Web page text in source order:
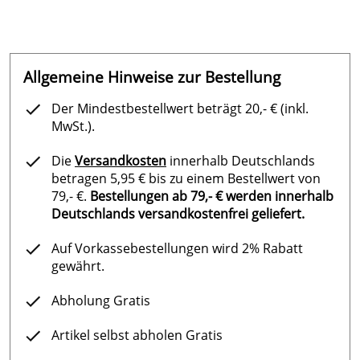
war meine erste Bestellung bei dieser Firma und ich
kann sie nur weiter empfehlen.
Kaufdatum: 10.06.2020
Bewertungsdatum: 20.06.2020
Verifizierte Bewertung
Gerne teile ich Ihnen mit, dass mit der Bestellung und
deren Lieferung alles zu meiner Zufriedenheit
Hervor heben möchte ich besonders die rasche
Lieferzeit. Die Elektroden sind natürlich zwischenzeitig
Nicht immer funktionieren Online-Bestellung so
Kaufdatum: 03.05.2020
Allgemeine Hinweise zur Bestellung
Der Mindestbestellwert beträgt 20,- € (inkl.
MwSt.).
DieVersandkosten innerhalb Deutschlands
betragen 5,95 € bis zu einem Bestellwert von
79,- €. Bestellungen ab 79,- € werden innerhalb
Deutschlands versandkostenfrei geliefert.
Auf Vorkassebestellungen wird 2% Rabatt
gewährt.
Abholung Gratis
Artikel selbst abholen Gratis